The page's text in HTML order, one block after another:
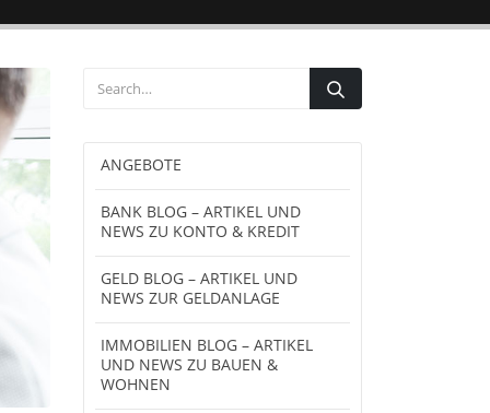
ANGEBOTE
BANK BLOG – ARTIKEL UND
NEWS ZU KONTO & KREDIT
GELD BLOG – ARTIKEL UND
NEWS ZUR GELDANLAGE
IMMOBILIEN BLOG – ARTIKEL
UND NEWS ZU BAUEN &
WOHNEN